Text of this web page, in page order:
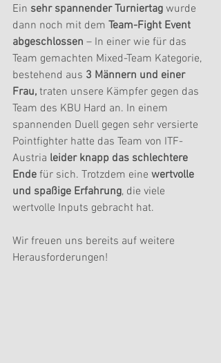
Ein sehr spannender Turniertag wurde
dann noch mit dem Team-Fight Event
abgeschlossen – In einer wie für das
Team gemachten Mixed-Team Kategorie,
bestehend aus 3 Männern und einer
Frau, traten unsere Kämpfer gegen das
Team des KBU Hard an. In einem
spannenden Duell gegen sehr versierte
Pointfighter hatte das Team von ITF-
Austria leider knapp das schlechtere
Ende für sich. Trotzdem eine wertvolle
und spaßige Erfahrung, die viele
wertvolle Inputs gebracht hat.
Wir freuen uns bereits auf weitere
Herausforderungen!